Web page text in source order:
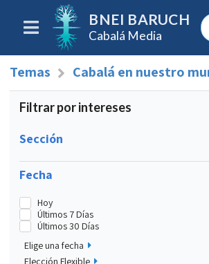
BNEI BARUCH
Cabalá Media
Temas Cabalá en nuestro
Filtrar por intereses
Sección
Fecha
Hoy
Últimos 7 Días
Últimos 30 Días
Elige una fecha
Elección Flexible